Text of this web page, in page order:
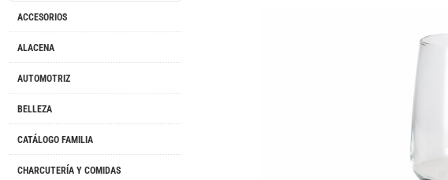
ACCESORIOS
ALACENA
AUTOMOTRIZ
BELLEZA
CATÁLOGO FAMILIA
CHARCUTERÍA Y COMIDAS